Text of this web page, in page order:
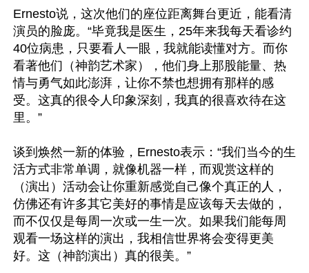
Ernesto说，这次他们的座位距离舞台更近，能看清
演员的脸庞。“毕竟我是医生，25年来我每天看诊约
40位病患，只要看人一眼，我就能读懂对方。而你
看著他们（神韵艺术家），他们身上那股能量、热
情与勇气如此澎湃，让你不禁也想拥有那样的感
受。这真的很令人印象深刻，我真的很喜欢待在这
里。”
谈到焕然一新的体验，Ernesto表示：“我们当今的生
活方式非常单调，就像机器一样，而观赏这样的
（演出）活动会让你重新感觉自己像个真正的人，
仿佛还有许多其它美好的事情是应该每天去做的，
而不仅仅是每周一次或一生一次。如果我们能每周
观看一场这样的演出，我相信世界将会变得更美
好。这（神韵演出）真的很美。”